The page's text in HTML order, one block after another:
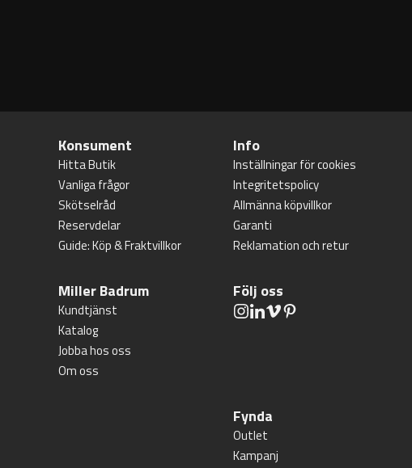
Konsument
Hitta Butik
Vanliga frågor
Skötselråd
Reservdelar
Guide: Köp & Fraktvillkor
Info
Inställningar för cookies
Integritetspolicy
Allmänna köpvillkor
Garanti
Reklamation och retur
Miller Badrum
Kundtjänst
Katalog
Jobba hos oss
Om oss
Följ oss
Fynda
Outlet
Kampanj